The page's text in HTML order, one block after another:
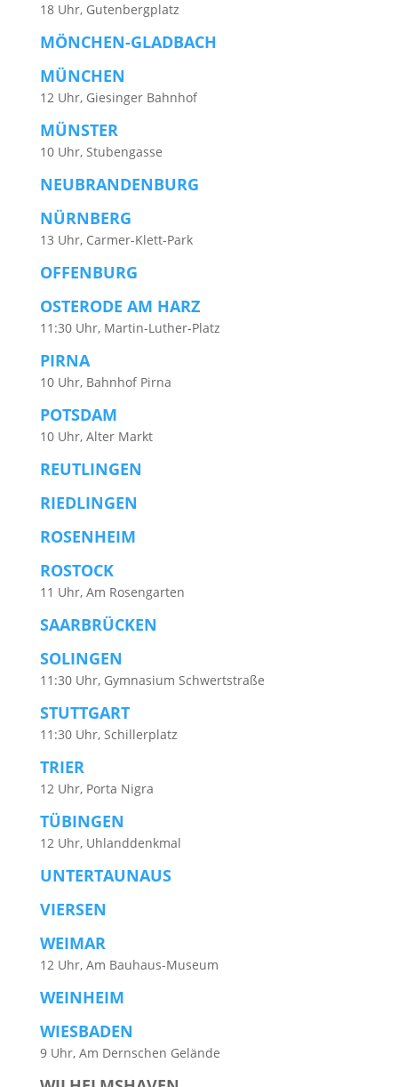
18 Uhr, Gutenbergplatz
MÖNCHEN-GLADBACH
MÜNCHEN
12 Uhr, Giesinger Bahnhof
MÜNSTER
10 Uhr, Stubengasse
NEUBRANDENBURG
NÜRNBERG
13 Uhr, Carmer-Klett-Park
OFFENBURG
OSTERODE AM HARZ
11:30 Uhr, Martin-Luther-Platz
PIRNA
10 Uhr, Bahnhof Pirna
POTSDAM
10 Uhr, Alter Markt
REUTLINGEN
RIEDLINGEN
ROSENHEIM
ROSTOCK
11 Uhr, Am Rosengarten
SAARBRÜCKEN
SOLINGEN
11:30 Uhr, Gymnasium Schwertstraße
STUTTGART
11:30 Uhr, Schillerplatz
TRIER
12 Uhr, Porta Nigra
TÜBINGEN
12 Uhr, Uhlanddenkmal
UNTERTAUNAUS
VIERSEN
WEIMAR
12 Uhr, Am Bauhaus-Museum
WEINHEIM
WIESBADEN
9 Uhr, Am Dernschen Gelände